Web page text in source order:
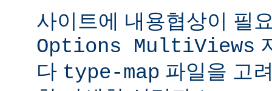
사이트에 내용협상이 필
Options MultiViews
다 type-map 파일을 고